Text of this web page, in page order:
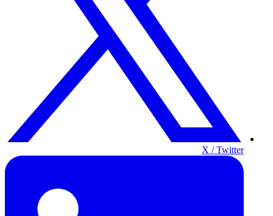
X / Twitter